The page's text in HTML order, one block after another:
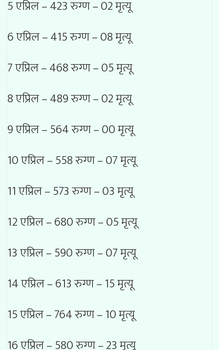
5 एप्रिल – 423 रुग्ण – 02 मृत्यू
6 एप्रिल – 415 रुग्ण – 08 मृत्यू
7 एप्रिल – 468 रुग्ण – 05 मृत्यू
8 एप्रिल – 489 रुग्ण – 02 मृत्यू
9 एप्रिल – 564 रुग्ण – 00 मृत्यू
10 एप्रिल – 558 रुग्ण – 07 मृत्यू
11 एप्रिल – 573 रुग्ण – 03 मृत्यू
12 एप्रिल – 680 रुग्ण – 05 मृत्यू
13 एप्रिल – 590 रुग्ण – 07 मृत्यू
14 एप्रिल – 613 रुग्ण – 15 मृत्यू
15 एप्रिल – 764 रुग्ण – 10 मृत्यू
16 एप्रिल – 580 रुग्ण – 23 मृत्यू